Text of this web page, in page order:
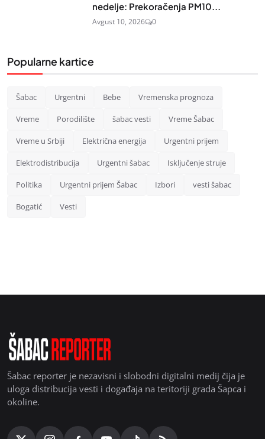
nedelje: Prekoračenja PM10...
Avgust 10, 2026 0
Popularne kartice
Šabac Urgentni Bebe Vremenska prognoza
Vreme Porodilište šabac vesti Vreme Šabac
Vreme u Srbiji Električna energija Urgentni prijem
Elektrodistribucija Urgentni šabac Isključenje struje
Politika Urgentni prijem Šabac Izbori vesti šabac
Bogatić Vesti
Šabac reporter je nezavisni i slobodni digitalni medij čija je
uloga distribucija vesti i događaja na teritoriji grada Šapca i
okoline.